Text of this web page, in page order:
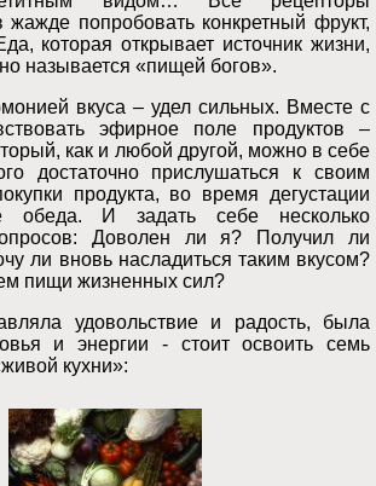
жажде попробовать конкретный фрукт,
которая открывает источник жизни,
называется «пищей богов».
вкуса – удел сильных. Вместе с
эфирное поле продуктов –
как и любой другой, можно в себе
достаточно прислушаться к своим
продукта, во время дегустации
И задать себе несколько
Доволен ли я? Получил ли
ли вновь насладиться таким вкусом?
пищи жизненных сил?
удовольствие и радость, была
и энергии - стоит освоить семь
кухни»: